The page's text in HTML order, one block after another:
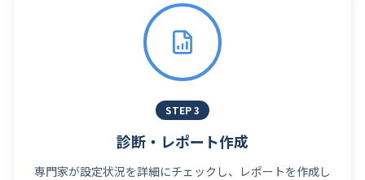
STEP3
診断・レポート作成
専門家が設定状況を詳細にチェックし、レポートを作成し